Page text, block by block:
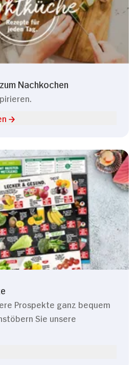
Nachkochen
Prospekte ganz bequem
Sie unsere